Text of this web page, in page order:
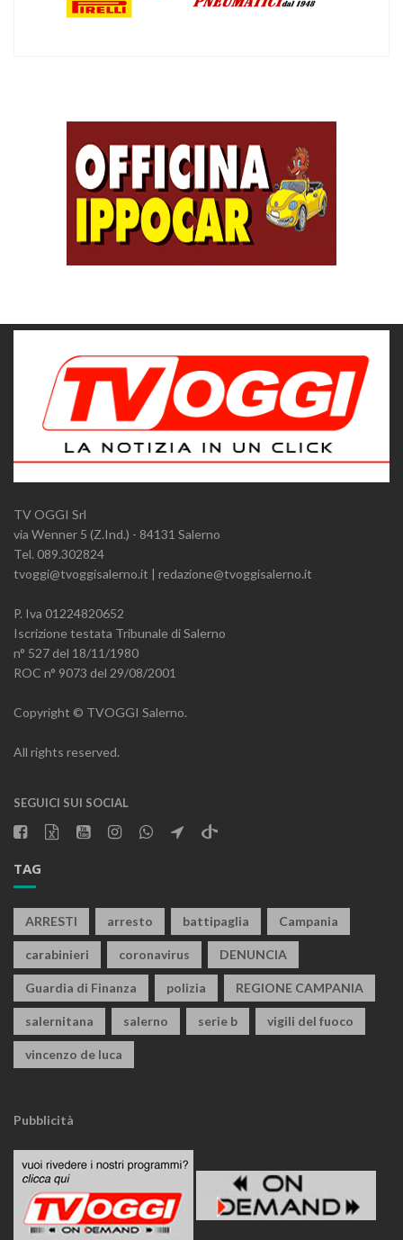
TV OGGI Srl
via Wenner 5 (Z.Ind.) - 84131 Salerno
Tel. 089.302824
tvoggi@tvoggisalerno.it | redazione@tvoggisalerno.it
P. Iva 01224820652
Iscrizione testata Tribunale di Salerno
n° 527 del 18/11/1980
ROC n° 9073 del 29/08/2001
Copyright © TVOGGI Salerno.
All rights reserved.
SEGUICI SUI SOCIAL
TAG
ARRESTI arresto battipaglia Campania
carabinieri coronavirus DENUNCIA
Guardia di Finanza polizia REGIONE CAMPANIA
salernitana salerno serie b vigili del fuoco
vincenzo de luca
Pubblicità